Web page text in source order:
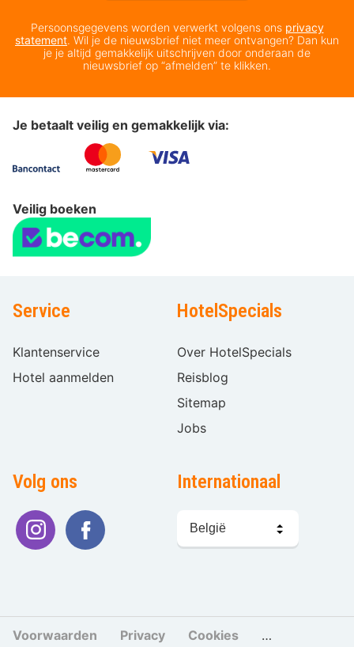
Persoonsgegevens worden verwerkt volgens ons privacy
statement. Wil je de nieuwsbrief niet meer ontvangen? Dan kun
je je altijd gemakkelijk uitschrijven door onderaan de
nieuwsbrief op “afmelden” te klikken.
Je betaalt veilig en gemakkelijk via:
Veilig boeken
Service
Klantenservice
Hotel aanmelden
HotelSpecials
Over HotelSpecials
Reisblog
Sitemap
Jobs
Volg ons Internationaal
kiezen
Voorwaarden Privacy Cookies Cookies